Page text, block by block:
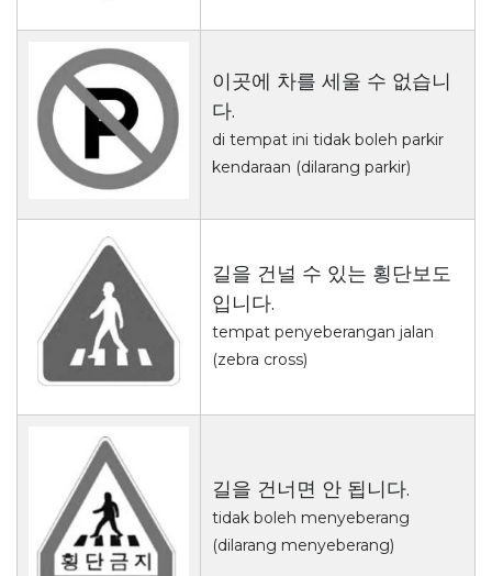
이곳에 차를 세울 수 없습니
다.
di tempat ini tidak boleh parkir
kendaraan (dilarang parkir)
길을 건널 수 있는 횡단보도
입니다.
tempat penyeberangan jalan
(zebra cross)
길을 건너면 안 됩니다.
tidak boleh menyeberang
(dilarang menyeberang)